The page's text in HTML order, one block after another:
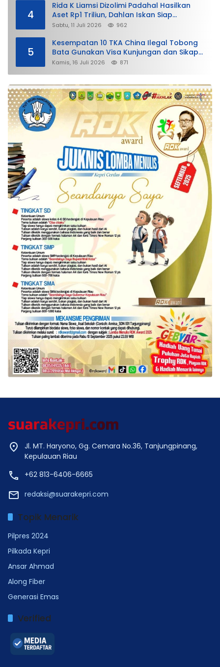
4
Rida K Liamsi Dizolimi Padahal Hasilkan
Aset Rp1 Triliun, Dahlan Iskan Siap
Membela
Sabtu, 11 Juli 2026 962
5
Kesempatan 10 TKA China Ilegal Tobong
Bata Gunakan Visa Kunjungan dan Sikap
Lunak Ditjen Imigrasi Kepri?
Kamis, 16 Juli 2026 871
Jl. MT. Haryono, Gg. Cemara No.36, Tanjungpinang,
Kepulauan Riau
+62 813-6406-6665
redaksi@suarakepri.com
Topik Menarik
Pilpres 2024
Pilkada Kepri
Ansar Ahmad
Along Fiber
Generasi Emas
Verified